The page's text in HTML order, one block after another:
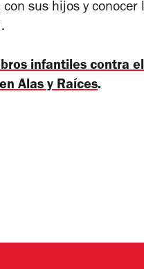
sus hijos y
infantiles contra
Alas y Raíces.